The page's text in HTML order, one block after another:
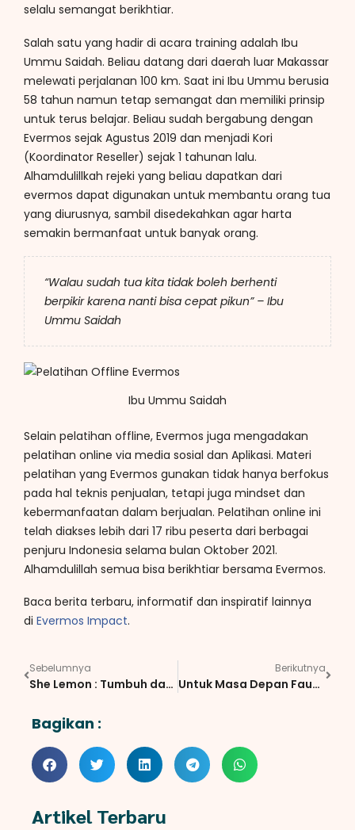
selalu semangat berikhtiar.
Salah satu yang hadir di acara training adalah Ibu
Ummu Saidah. Beliau datang dari daerah luar Makassar
melewati perjalanan 100 km. Saat ini Ibu Ummu berusia
58 tahun namun tetap semangat dan memiliki prinsip
untuk terus belajar. Beliau sudah bergabung dengan
Evermos sejak Agustus 2019 dan menjadi Kori
(Koordinator Reseller) sejak 1 tahunan lalu.
Alhamdulillkah rejeki yang beliau dapatkan dari
evermos dapat digunakan untuk membantu orang tua
yang diurusnya, sambil disedekahkan agar harta
semakin bermanfaat untuk banyak orang.
“Walau sudah tua kita tidak boleh berhenti
berpikir karena nanti bisa cepat pikun” – Ibu
Ummu Saidah
Ibu Ummu Saidah
Selain pelatihan offline, Evermos juga mengadakan
pelatihan online via media sosial dan Aplikasi. Materi
pelatihan yang Evermos gunakan tidak hanya berfokus
pada hal teknis penjualan, tetapi juga mindset dan
kebermanfaatan dalam berjualan. Pelatihan online ini
telah diakses lebih dari 17 ribu peserta dari berbagai
penjuru Indonesia selama bulan Oktober 2021.
Alhamdulillah semua bisa berikhtiar bersama Evermos.
Baca berita terbaru, informatif dan inspiratif lainnya
di Evermos Impact.
Sebelumnya
She Lemon : Tumbuh dari Pesantren
Berikutnya
Untuk Masa Depan Fauzan
Bagikan :
Artikel Terbaru